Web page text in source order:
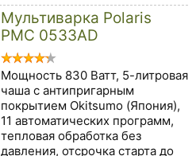
Мультиварка Polaris
PMC 0533AD
Мощность 830 Ватт, 5-литровая
чаша с антипригарным
покрытием Okitsumo (Япония),
11 автоматических программ,
тепловая обработка без
давления, отсрочка старта до